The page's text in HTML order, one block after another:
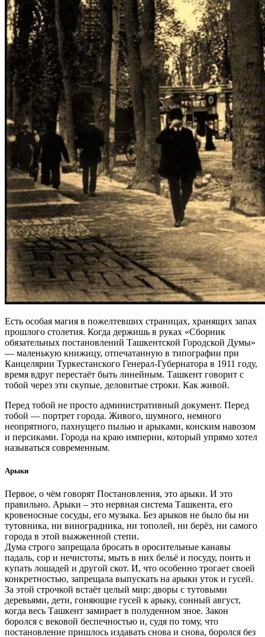
Есть особая магия в пожелтевших страницах, хранящих запах
прошлого столетия. Когда держишь в руках «Сборник
обязательных постановлений Ташкентской Городской Думы»
— маленькую книжицу, отпечатанную в типографии при
Канцелярии Туркестанского Генерал-Губернатора в 1911 году,
время вдруг перестаёт быть линейным. Ташкент говорит с
тобой через эти скупые, деловитые строки. Как живой.
Перед тобой не просто административный документ. Перед
тобой — портрет города. Живого, шумного, немного
неопрятного, пахнущего пылью и арыками, конским навозом
и персиками. Города на краю империи, который упрямо хотел
называться современным.
Арыки
Первое, о чём говорят Постановления, это арыки. И это
правильно. Арыки – это нервная система Ташкента, его
кровеносные сосуды, его музыка. Без арыков не было бы ни
тутовника, ни виноградника, ни тополей, ни берёз, ни самого
города в этой выжженной степи.
Дума строго запрещала бросать в оросительные канавы
падаль, сор и нечистоты, мыть в них бельё и посуду, поить и
купать лошадей и другой скот. И, что особенно трогает своей
конкретностью, запрещала выпускать на арыки уток и гусей.
За этой строчкой встаёт целый мир: дворы с тутовыми
деревьями, дети, гоняющие гусей к арыку, сонный август,
когда весь Ташкент замирает в полуденном зное. Закон
боролся с вековой беспечностью и, судя по тому, что
постановление пришлось издавать снова и снова, боролся без